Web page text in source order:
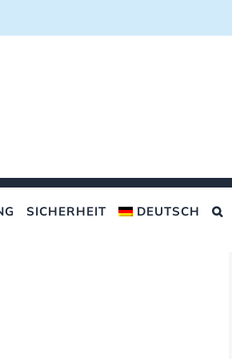
SICHERHEIT DEUTSCH